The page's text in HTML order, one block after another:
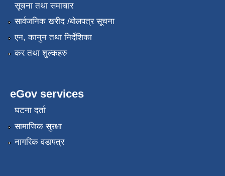
सूचना तथा समाचार
सार्वजनिक खरीद /बोलपत्र सूचना
एन, कानुन तथा निर्देशिका
कर तथा शुल्कहरु
eGov services
घटना दर्ता
सामाजिक सुरक्षा
नागरिक वडापत्र